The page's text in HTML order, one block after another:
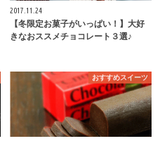
2017.11.24
【冬限定お菓子がいっぱい！】大好
きなおススメチョコレート３選♪
おすすめスイーツ